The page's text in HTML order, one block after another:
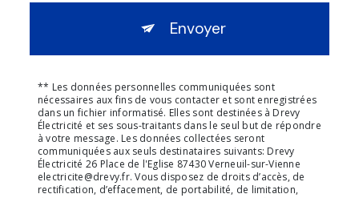
Envoyer
** Les données personnelles communiquées sont
nécessaires aux fins de vous contacter et sont enregistrées
dans un fichier informatisé. Elles sont destinées à Drevy
Électricité et ses sous-traitants dans le seul but de répondre
à votre message. Les données collectées seront
communiquées aux seuls destinataires suivants: Drevy
Électricité 26 Place de l'Eglise 87430 Verneuil-sur-Vienne
electricite@drevy.fr. Vous disposez de droits d’accès, de
rectification, d’effacement, de portabilité, de limitation,